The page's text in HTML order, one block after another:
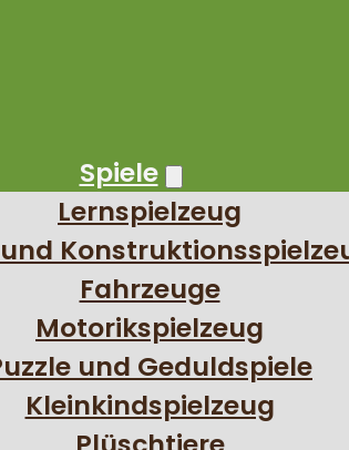
Spiele
Lernspielzeug
Fahrzeuge
Motorikspielzeug
und Geduldspiele
Kleinkindspielzeug